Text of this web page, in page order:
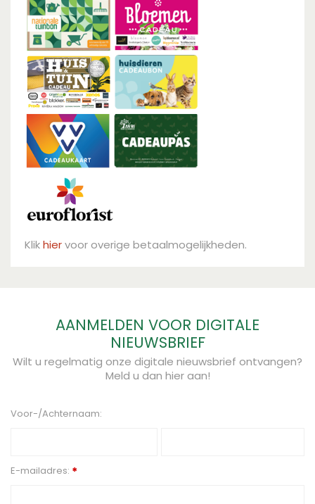
Klikhiervoor overige betaalmogelijkheden.
AANMELDEN VOOR DIGITALE
NIEUWSBRIEF
Wilt u regelmatig onze digitale nieuwsbrief ontvangen?
Meld u dan hier aan!
Voor-/Achternaam:
E-mailadres: *